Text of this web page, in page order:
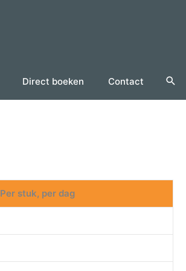
Direct boeken Contact
Per stuk, per dag